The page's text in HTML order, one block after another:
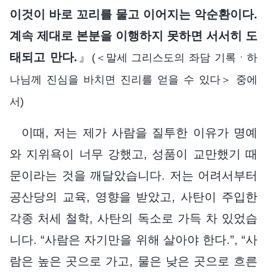
이것이 바로 꼬리를 물고 이어지는 악순환이다.
계속 제대로 본분을 이행하지 못하면 서서히 도
태되고 만다. 』
(＜말세 그리스도의 좌담 기록ㆍ하
나님께 진심을 바치면 진리를 얻을 수 있다＞ 중에
서)
이때, 저는 제가 사람을 질투한 이유가 명예
와 지위욕이 너무 강했고, 성품이 교만했기 때
문이라는 것을 깨달았습니다. 저는 어려서부터
공산당의 교육, 영향을 받았고, 사탄이 주입한
각종 처세 철학, 사탄의 독소로 가득 차 있었습
니다. “사람은 자기만을 위해 살아야 한다.”, “사
람은 높은 곳으로 가고, 물은 낮은 곳으로 흐른